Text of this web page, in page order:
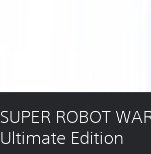
SUPER ROBOT
Ultimate Edition